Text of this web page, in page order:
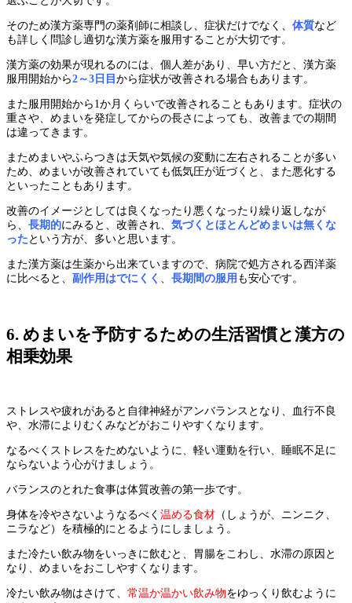
そのため漢方薬専門の薬剤師に相談し、症状だけでなく、 体質など
も詳しく問診し適切な漢方薬を服用することが大切です。
漢方薬の効果が現れるのには、個人差があり、早い方だと、漢方薬
服用開始から2～3日目 から症状が改善される場合もあります。
また服用開始から1か月くらいで改善されることもあります。症状の
重さや、めまいを発症してからの長さによっても、改善までの期間
は違ってきます。
まためまいやふらつきは天気や気候の変動に左右されることが多い
ため、めまいが改善されていても低気圧が近づくと、また悪化する
といったこともあります。
改善のイメージとしては良くなったり悪くなったり繰り返しなが
ら、 長期的にみると、改善され、 気づくとほとんどめまいは無くな
った という方が、多いと思います。
また漢方薬は生薬から出来ていますので、病院で処方される西洋薬
に比べると、 副作用はでにくく 、 長期間の服用 も安心です。
6. めまいを予防するための生活習慣と漢方の
相乗効果
ストレスや疲れがあると自律神経がアンバランスとなり、血行不良
や、水滞によりむくみなどがおこりやすくなります。
なるべくストレスをためないように、軽い運動を行い、睡眠不足に
ならないよう心がけましょう。
バランスのとれた食事は体質改善の第一歩です。
身体を冷やさないようなるべく 温める食材 （しょうが、ニンニク、
ニラなど）を積極的にとるようにしましょう。
また冷たい飲み物をいっきに飲むと、胃腸をこわし、水滞の原因と
なり、めまいをおこしやすくなります。
冷たい飲み物はさけて、 常温か温かい飲み物をゆっくり飲むように